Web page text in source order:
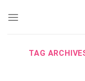
TAG